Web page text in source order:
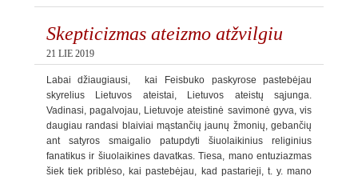
Skepticizmas ateizmo atžvilgiu
21 LIE 2019
Labai džiaugiausi, kai Feisbuko paskyrose pastebėjau
skyrelius Lietuvos ateistai, Lietuvos ateistų sąjunga.
Vadinasi, pagalvojau, Lietuvoje ateistinė savimonė gyva, vis
daugiau randasi blaiviai mąstančių jaunų žmonių, gebančių
ant satyros smaigalio patupdyti šiuolaikinius religinius
fanatikus ir šiuolaikines davatkas. Tiesa, mano entuziazmas
šiek tiek priblėso, kai pastebėjau, kad pastarieji, t. y. mano